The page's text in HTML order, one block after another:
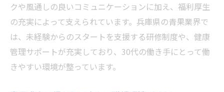
クや風通しの良いコミュニケーションに加え、福利厚生
の充実によって支えられています。兵庫県の青果業界で
は、未経験からのスタートを支援する研修制度や、健康
管理サポートが充実しており、30代の働き手にとって働
きやすい環境が整っています。